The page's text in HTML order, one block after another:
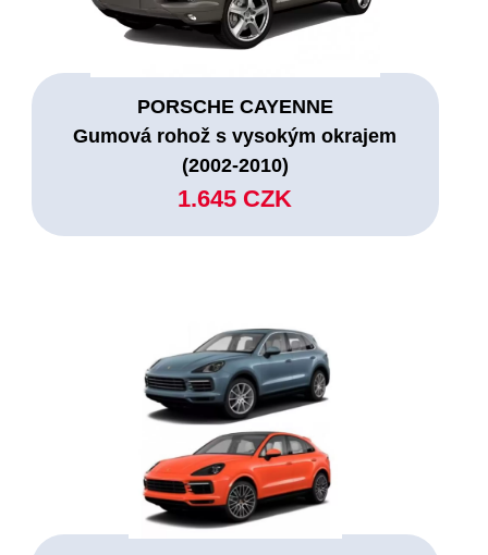
PORSCHE CAYENNE
Gumová rohož s vysokým okrajem
(2002-2010)
1.645 CZK